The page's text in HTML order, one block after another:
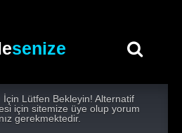
senize
İçin Lütfen Bekleyin! Alternatif
için sitemize üye olup yorum
gerekmektedir.